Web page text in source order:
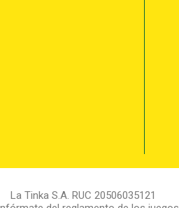
La Tinka S.A. RUC 20506035121